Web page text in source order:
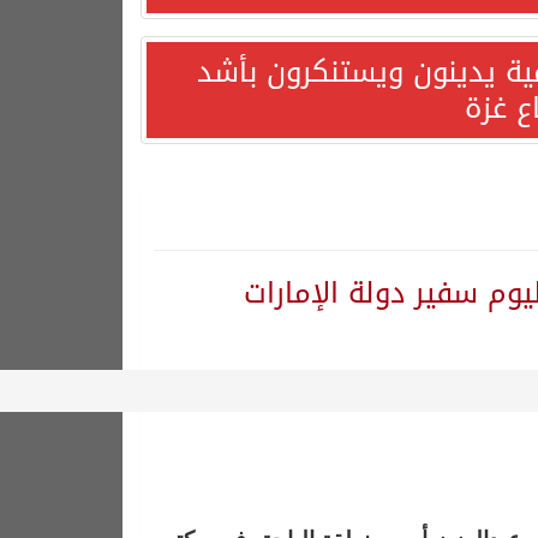
يدينون ويستنكرون بأشد
غزة
سفير دولة الإمارات